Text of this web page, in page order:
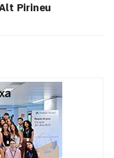
Pirineu